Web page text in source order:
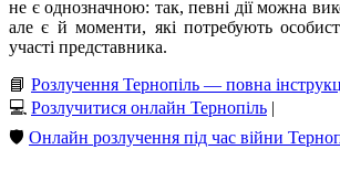
не є однозначною: так, певні дії можна
але є й моменти, які потребують
участі представника.
📘 Розлучення Тернопіль — повна
💻 Розлучитися онлайн Тернопіль |
🛡️ Онлайн розлучення під час війни